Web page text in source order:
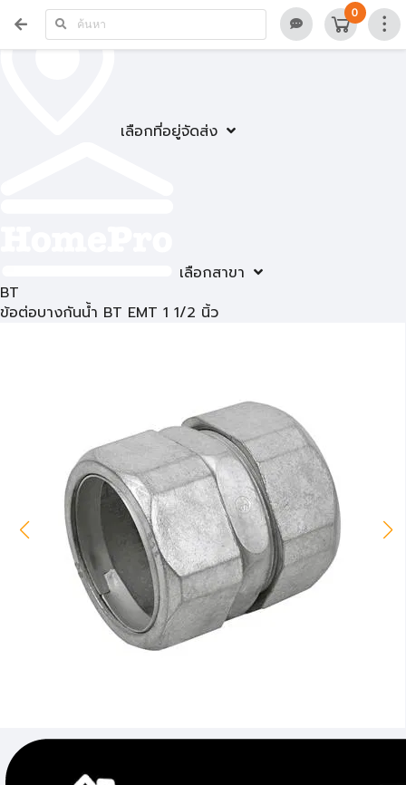
เลือกที่อยู่จัดส่ง
เลือกสาขา
0
BT
ข้อต่อบางกันน้ำ BT EMT 1 1/2 นิ้ว